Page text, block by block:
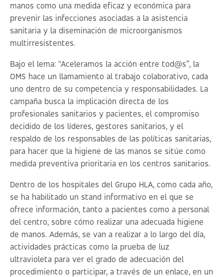
manos como una medida eficaz y económica para
prevenir las infecciones asociadas a la asistencia
sanitaria y la diseminación de microorganismos
multirresistentes.
Bajo el lema: “Aceleramos la acción entre tod@s”, la
OMS hace un llamamiento al trabajo colaborativo, cada
uno dentro de su competencia y responsabilidades. La
campaña busca la implicación directa de los
profesionales sanitarios y pacientes, el compromiso
decidido de los líderes, gestores sanitarios, y el
respaldo de los responsables de las políticas sanitarias,
para hacer que la higiene de las manos se sitúe como
medida preventiva prioritaria en los centros sanitarios.
Dentro de los hospitales del Grupo HLA, como cada año,
se ha habilitado un stand informativo en el que se
ofrece información, tanto a pacientes como a personal
del centro, sobre cómo realizar una adecuada higiene
de manos. Además, se van a realizar a lo largo del día,
actividades prácticas como la prueba de luz
ultravioleta para ver el grado de adecuación del
procedimiento o participar, a través de un enlace, en un